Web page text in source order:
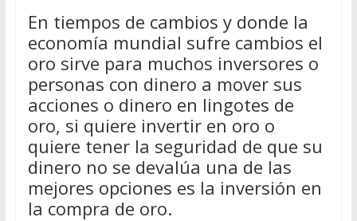
En tiempos de cambios y donde la
economía mundial sufre cambios el
oro sirve para muchos inversores o
personas con dinero a mover sus
acciones o dinero en lingotes de
oro, si quiere invertir en oro o
quiere tener la seguridad de que su
dinero no se devalúa una de las
mejores opciones es la inversión en
la compra de oro.